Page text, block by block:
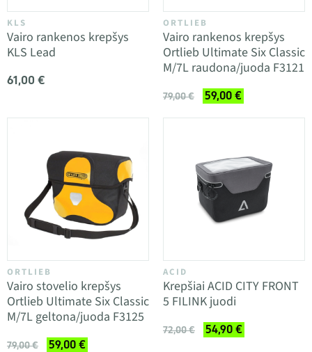
KLS
Vairo rankenos krepšys
KLS Lead
61,00 €
ORTLIEB
Vairo rankenos krepšys
Ortlieb Ultimate Six Classic
M/7L raudona/juoda F3121
79,00 € 59,00 €
ORTLIEB
Vairo stovelio krepšys
Ortlieb Ultimate Six Classic
M/7L geltona/juoda F3125
79,00 € 59,00 €
ACID
Krepšiai ACID CITY FRONT
5 FILINK juodi
72,00 € 54,90 €